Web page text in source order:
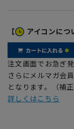
【 アイコンにつ
注文画面でお急ぎ
さらにメルマガ会
となります。（補
詳しくはこちら